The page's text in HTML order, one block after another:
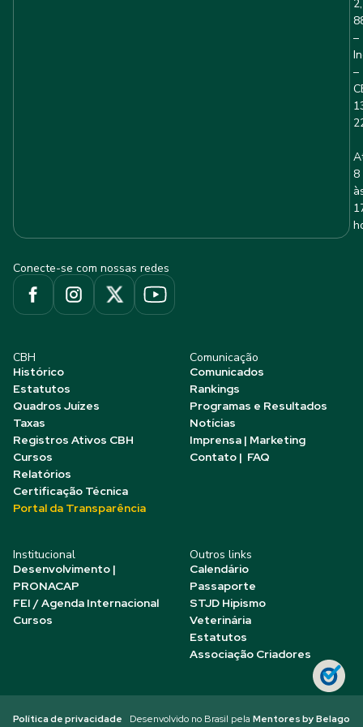
2,
–
–
8
Conecte-se com nossas redes
CBH
Histórico
Estatutos
Quadros Juízes
Taxas
Registros Ativos CBH
Cursos
Relatórios
Certificação Técnica
Portal da Transparência
Comunicação
Comunicados
Rankings
Programas e Resultados
Notícias
Imprensa | Marketing
Contato | FAQ
Institucional
Desenvolvimento |
PRONACAP
FEI / Agenda Internacional
Cursos
Outros links
Calendário
Passaporte
STJD Hipismo
Veterinária
Estatutos
Associação Criadores
Política de privacidade Desenvolvido no Brasil pela Mentores by Belago